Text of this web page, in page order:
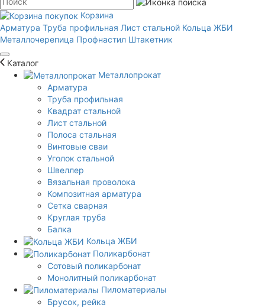
Корзина
Арматура Труба профильная Лист стальной Кольца ЖБИ
Металлочерепица Профнастил Штакетник
Каталог
Металлопрокат
Арматура
Труба профильная
Квадрат стальной
Лист стальной
Полоса стальная
Винтовые сваи
Уголок стальной
Швеллер
Вязальная проволока
Композитная арматура
Сетка сварная
Круглая труба
Балка
Кольца ЖБИ
Поликарбонат
Сотовый поликарбонат
Монолитный поликарбонат
Пиломатериалы
Брусок, рейка